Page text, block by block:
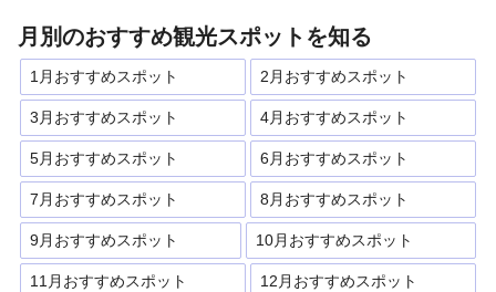
月別のおすすめ観光スポットを知る
1月おすすめスポット 2月おすすめスポット
3月おすすめスポット 4月おすすめスポット
5月おすすめスポット 6月おすすめスポット
7月おすすめスポット 8月おすすめスポット
9月おすすめスポット 10月おすすめスポット
11月おすすめスポット 12月おすすめスポット